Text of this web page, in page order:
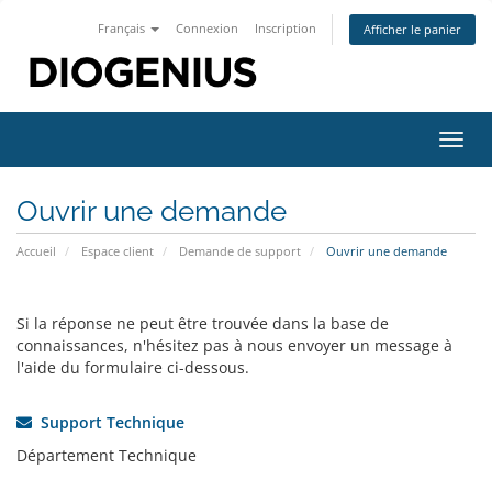
Français Connexion Inscription Afficher le panier
la
Ouvrir une demande
Accueil Espace client Demande de support Ouvrir une demande
Si la réponse ne peut être trouvée dans la base de
connaissances, n'hésitez pas à nous envoyer un message à
l'aide du formulaire ci-dessous.
Support Technique
Département Technique